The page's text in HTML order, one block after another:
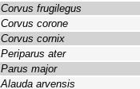
Corvus frugilegus
Corvus corone
Corvus cornix
Periparus ater
Parus major
Alauda arvensis